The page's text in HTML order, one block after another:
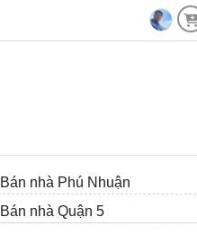
Bán nhà Phú Nhuận
Bán nhà Quận 5